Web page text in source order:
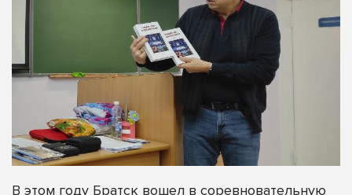
В этом году Братск вошел в соревновательную